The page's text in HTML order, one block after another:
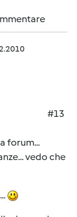
#13
forum...
vedo che